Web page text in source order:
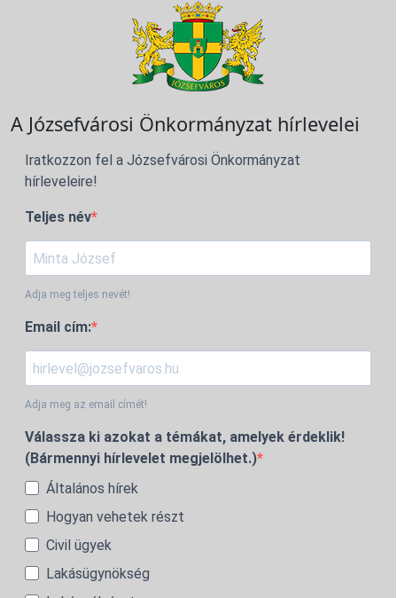
A Józsefvárosi Önkormányzat hírlevelei
Iratkozzon fel a Józsefvárosi Önkormányzat
hírleveleire!
Teljes név
Adja meg teljes nevét!
Email cím:
Adja meg az email címét!
Válassza ki azokat a témákat, amelyek érdeklik!
(Bármennyi hírlevelet megjelölhet.)
Általános hírek
Hogyan vehetek részt
Civil ügyek
Lakásügynökség